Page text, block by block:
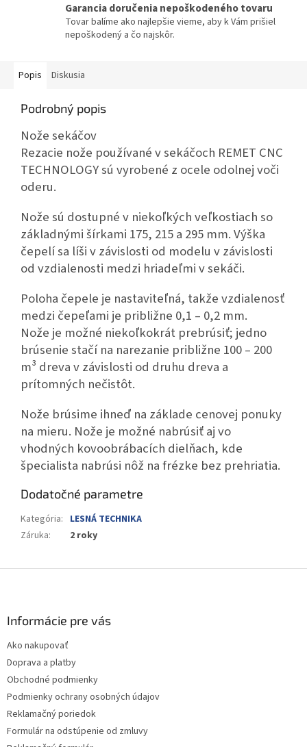
Garancia doručenia nepoškodeného tovaru
Tovar balíme ako najlepšie vieme, aby k Vám prišiel
nepoškodený a čo najskôr.
Popis Diskusia
Podrobný popis
Nože sekáčov
Rezacie nože používané v sekáčoch REMET CNC
TECHNOLOGY sú vyrobené z ocele odolnej voči
oderu.
Nože sú dostupné v niekoľkých veľkostiach so
základnými šírkami 175, 215 a 295 mm. Výška
čepelí sa líši v závislosti od modelu v závislosti
od vzdialenosti medzi hriadeľmi v sekáči.
Poloha čepele je nastaviteľná, takže vzdialenosť
medzi čepeľami je približne 0,1 – 0,2 mm.
Nože je možné niekoľkokrát prebrúsiť; jedno
brúsenie stačí na narezanie približne 100 – 200
m³ dreva v závislosti od druhu dreva a
prítomných nečistôt.
Nože brúsime ihneď na základe cenovej ponuky
na mieru. Nože je možné nabrúsiť aj vo
vhodných kovoobrábacích dielňach, kde
špecialista nabrúsi nôž na frézke bez prehriatia.
Dodatočné parametre
Kategória: LESNÁ TECHNIKA
Záruka: 2 roky
Informácie pre vás
Ako nakupovať
Doprava a platby
Obchodné podmienky
Podmienky ochrany osobných údajov
Reklamačný poriedok
Formulár na odstúpenie od zmluvy